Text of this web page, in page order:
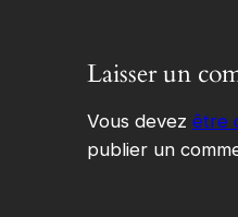
Laisser un
Vous devez être
publier un